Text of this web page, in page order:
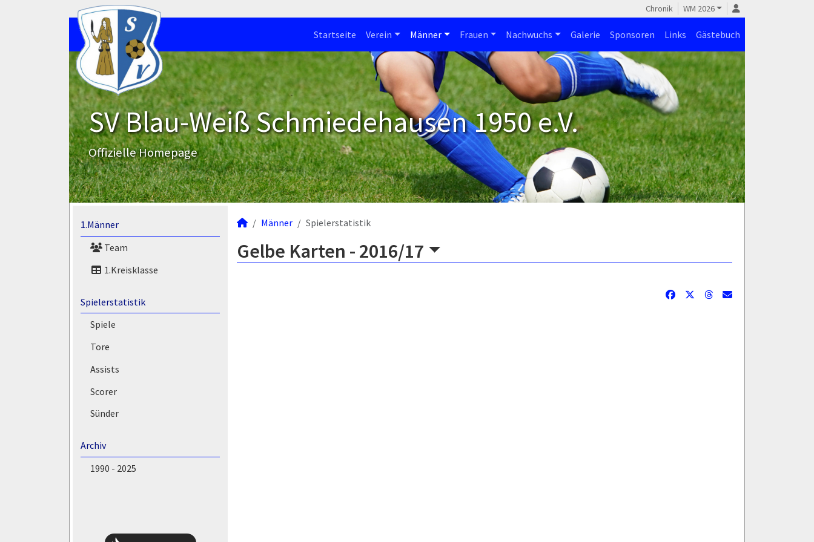
Chronik WM 2026
Startseite Verein Männer Frauen Nachwuchs Galerie Sponsoren Links Gästebuch
SV Blau-Weiß Schmiedehausen 1950 e.V.
Offizielle Homepage
1.Männer
Team
1.Kreisklasse
Spielerstatistik
Spiele
Tore
Assists
Scorer
Sünder
Archiv
1990 - 2025
Männer Spielerstatistik
Gelbe Karten - 2016/17